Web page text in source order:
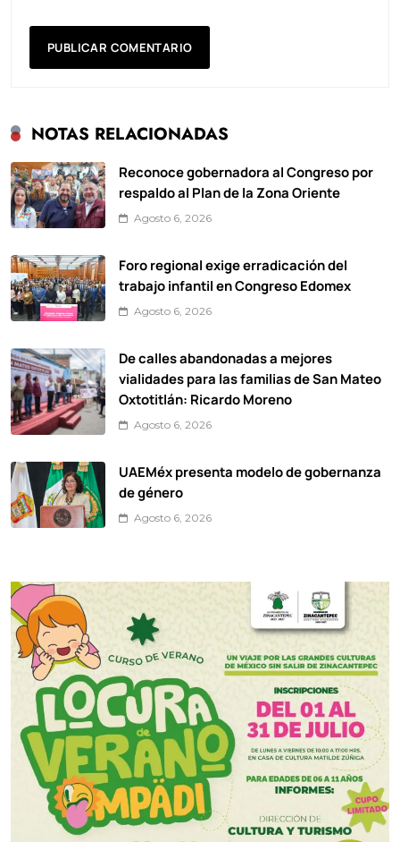
NOTAS RELACIONADAS
Reconoce gobernadora al Congreso por
respaldo al Plan de la Zona Oriente
Agosto 6, 2026
Foro regional exige erradicación del
trabajo infantil en Congreso Edomex
Agosto 6, 2026
De calles abandonadas a mejores
vialidades para las familias de San Mateo
Oxtotitlán: Ricardo Moreno
Agosto 6, 2026
UAEMéx presenta modelo de gobernanza
de género
Agosto 6, 2026